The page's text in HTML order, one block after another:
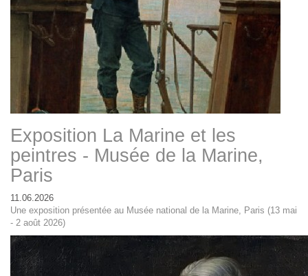
Exposition La Marine et les
peintres - Musée de la Marine,
Paris
11.06.2026
Une exposition présentée au Musée national de la Marine, Paris (13 mai
- 2 août 2026)